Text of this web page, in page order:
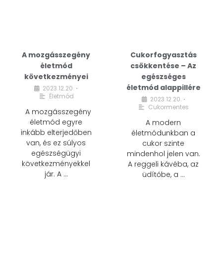
A mozgásszegény
életmód
következményei
2023.12.20. •
Életmód
A mozgásszegény
életmód egyre
inkább elterjedőben
van, és ez súlyos
egészségügyi
következményekkel
jár. A …
Cukorfogyasztás
csökkentése – Az
egészséges
életmód alappillére
2023.12.20. •
Cukormentes
A modern
életmódunkban a
cukor szinte
mindenhol jelen van.
A reggeli kávéba, az
üdítőbe, a …